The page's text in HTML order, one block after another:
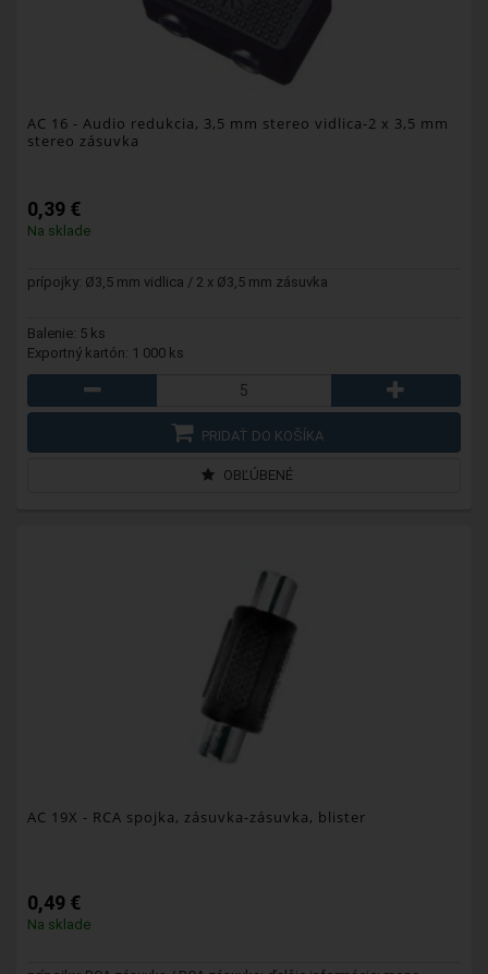
AC 16 - Audio redukcia, 3,5 mm stereo vidlica-2 x 3,5 mm
stereo zásuvka
0,39 €
Na sklade
prípojky: Ø3,5 mm vidlica / 2 x Ø3,5 mm zásuvka
Balenie: 5 ks
Exportný kartón: 1 000 ks
PRIDAŤ DO KOŠÍKA
OBĽÚBENÉ
AC 19X - RCA spojka, zásuvka-zásuvka, blister
0,49 €
Na sklade